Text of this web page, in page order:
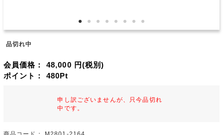
品切れ中
会員価格： 48,000 円(税別)
ポイント： 480Pt
申し訳ございませんが、只今品切れ
中です。